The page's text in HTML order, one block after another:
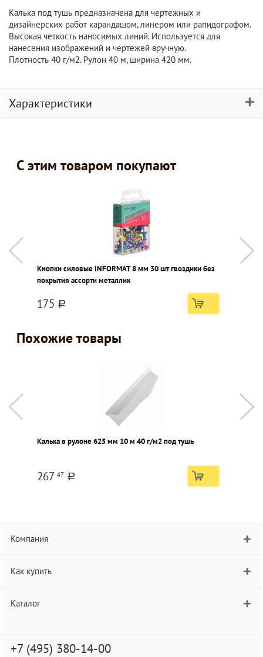
Калька под тушь предназначена для чертежных и
дизайнерских работ карандашом, линером или рапидографом.
Высокая четкость наносимых линий. Используется для
нанесения изображений и чертежей вручную.
Плотность 40 г/м2. Рулон 40 м, ширина 420 мм.
Характеристики
С этим товаром покупают
Кнопки силовые INFORMAT 8 мм 30 шт гвоздики без
покрытия ассорти металлик
175 a
Похожие товары
Калька в рулоне 625 мм 10 м 40 г/м2 под тушь
267 47 a
Компания
Как купить
Каталог
+7 (495) 380-14-00